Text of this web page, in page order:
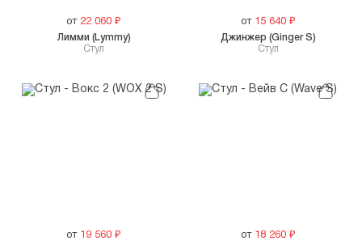
от 22 060 ₽
Стул
Лимми (Lymmy)
от 15 640₽
Cтул
Джинжер (Ginger S)
от 19 560 ₽ от 18 260₽